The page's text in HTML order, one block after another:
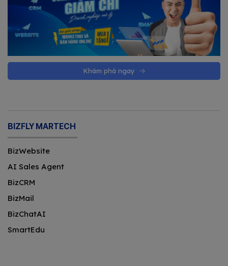
Khám phá ngay
BIZFLY MARTECH
BizWebsite
AI Sales Agent
BizCRM
BizMail
BizChatAI
SmartEdu